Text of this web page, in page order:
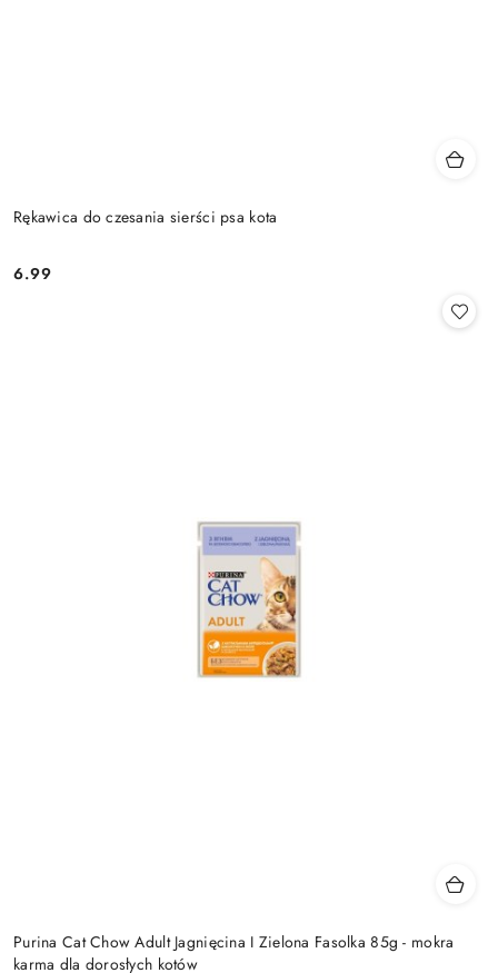
Rękawica do czesania sierści psa kota
Cena:
6.99
Purina Cat Chow Adult Jagnięcina I Zielona Fasolka 85g - mokra
karma dla dorosłych kotów